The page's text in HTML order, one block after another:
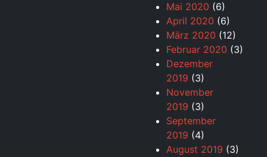
Mai 2020 (6)
April 2020 (6)
März 2020 (12)
Februar 2020 (3)
Dezember
2019 (3)
November
2019 (3)
September
2019 (4)
August 2019 (3)